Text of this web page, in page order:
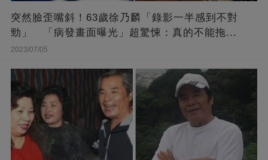
突然臉歪嘴斜！63歲徐乃麟「錄影一半感到不對
勁」 「病發畫面曝光」超驚悚：真的不能拖...
2023/07/05